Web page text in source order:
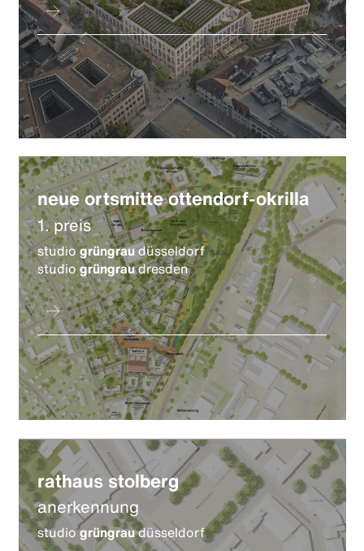
neue ortsmitte ottendorf-okrilla
1. preis
studiogrüngraudüsseldorf
studiogrüngraudresden
rathaus stolberg
anerkennung
studiogrüngraudüsseldorf